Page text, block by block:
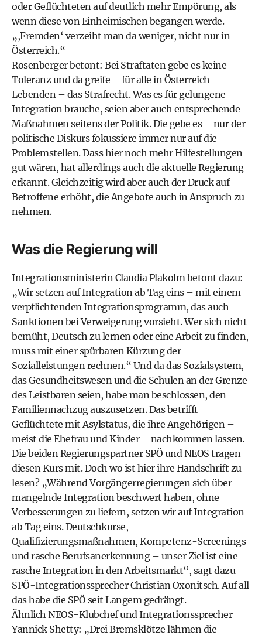
oder Geflüchteten auf deutlich mehr Empörung, als
wenn diese von Einheimischen begangen werde.
„,Fremden‘ verzeiht man da weniger, nicht nur in
Österreich.“
Rosenberger betont: Bei Straftaten gebe es keine
Toleranz und da greife – für alle in Österreich
Lebenden – das Strafrecht. Was es für gelungene
Inte­gration brauche, seien aber auch entsprechende
Maßnahmen seitens der Politik. Die gebe es – nur der
politische Diskurs fokussiere immer nur auf die
Problemstellen. Dass hier noch mehr Hilfestellungen
gut wären, hat allerdings auch die aktuelle Regierung
erkannt. Gleichzeitig wird aber auch der Druck auf
Betroffene erhöht, die Angebote auch in Anspruch zu
nehmen.
Was die Regierung will
Integrationsministerin Claudia Plakolm betont dazu:
„Wir setzen auf Integration ab Tag eins – mit einem
verpflichtenden Integrationsprogramm, das auch
Sanktionen bei Verweigerung vorsieht. Wer sich nicht
bemüht, Deutsch zu lernen oder eine Arbeit zu finden,
muss mit einer spürbaren Kürzung der
Sozialleistungen rechnen.“ Und da das Sozialsystem,
das Gesundheitswesen und die Schulen an der Grenze
des Leistbaren seien, habe man beschlossen, den
Familiennachzug auszusetzen. Das betrifft
Geflüchtete mit Asylstatus, die ihre Angehörigen –
meist die Ehefrau und Kinder – nachkommen lassen.
Die beiden Regierungspartner SPÖ und NEOS tragen
diesen Kurs mit. Doch wo ist hier ihre Handschrift zu
lesen? „Während Vorgängerregierungen sich über
mangelnde Integration beschwert haben, ohne
Verbesserungen zu liefern, setzen wir auf Integration
ab Tag eins. Deutschkurse,
Qualifizierungsmaßnahmen, Kompetenz-Screenings
und rasche Berufsanerkennung – unser Ziel ist eine
rasche Integration in den Arbeitsmarkt“, sagt dazu
SPÖ-Integrationssprecher Christian Oxonitsch. Auf all
das habe die SPÖ seit Langem gedrängt.
Ähnlich NEOS-Klubchef und Integrationssprecher
Yannick Shetty: „Drei Bremsklötze lähmen die